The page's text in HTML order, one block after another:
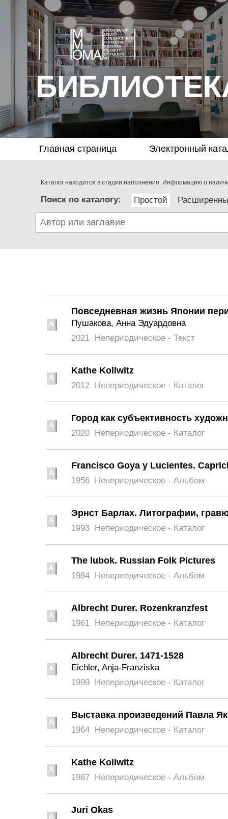
Главная страница Электронный
Каталог находится в стадии наполнения. Информацию о
Поиск по каталогу: Простой
Повседневная жизнь Японии
Пушакова, Анна Эдуардовна
2021 Непериодическое - Текст
Kathe Kollwitz
2012 Непериодическое - Каталог
Город как субъективность
2020 Непериодическое - Каталог
Francisco Goya y Lucientes.
1956 Непериодическое - Альбом
Эрнст Барлах. Литографии,
1993 Непериодическое - Каталог
The lubok. Russian Folk Pictures
1984 Непериодическое - Альбом
Albrecht Durer. Rozenkranzfest
1961 Непериодическое - Каталог
Albrecht Durer. 1471-1528
Eichler, Anja-Franziska
1999 Непериодическое - Каталог
Выставка произведений Павла
1964 Непериодическое - Каталог
Kathe Kollwitz
1987 Непериодическое - Альбом
Juri Okas